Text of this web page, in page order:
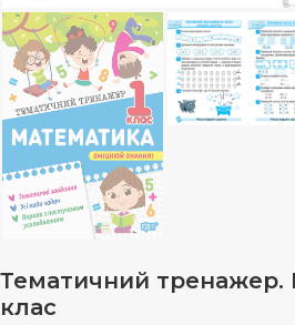
Тематичний тренажер.
клас